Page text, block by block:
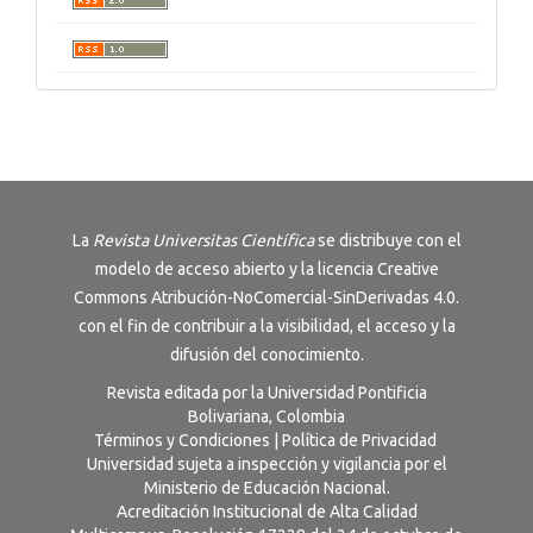
La Revista Universitas Científicase distribuye con el
modelo de acceso abierto y la licencia Creative
Commons Atribución-NoComercial-SinDerivadas 4.0.
con el fin de contribuir a la visibilidad, el acceso y la
difusión del conocimiento.
Revista editada por la Universidad Pontificia
Bolivariana, Colombia
Términos y Condiciones
Política de Privacidad
Universidad sujeta a inspección y vigilancia por el
Ministerio de Educación Nacional.
Acreditación Institucional de Alta Calidad